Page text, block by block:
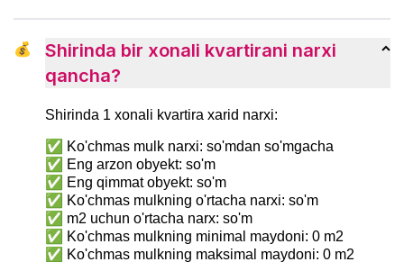
💰
Shirinda bir xonali kvartirani narxi
qancha?
Shirinda 1 xonali kvartira xarid narxi:
✅ Ko'chmas mulk narxi: so'mdan so'mgacha
✅ Eng arzon obyekt: so'm
✅ Eng qimmat obyekt: so'm
✅ Ko'chmas mulkning o'rtacha narxi: so'm
✅ m2 uchun o'rtacha narx: so'm
✅ Ko'chmas mulkning minimal maydoni: 0 m2
✅ Ko'chmas mulkning maksimal maydoni: 0 m2